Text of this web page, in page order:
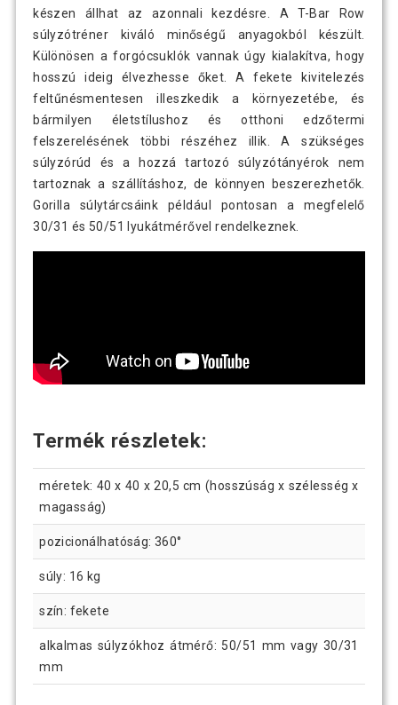
készen állhat az azonnali kezdésre. A T-Bar Row
súlyzótréner kiváló minőségű anyagokból készült.
Különösen a forgócsuklók vannak úgy kialakítva, hogy
hosszú ideig élvezhesse őket. A fekete kivitelezés
feltűnésmentesen illeszkedik a környezetébe, és
bármilyen életstílushoz és otthoni edzőtermi
felszerelésének többi részéhez illik. A szükséges
súlyzórúd és a hozzá tartozó súlyzótányérok nem
tartoznak a szállításhoz, de könnyen beszerezhetők.
Gorilla súlytárcsáink például pontosan a megfelelő
30/31 és 50/51 lyukátmérővel rendelkeznek.
Termék részletek:
méretek: 40 x 40 x 20,5 cm (hosszúság x szélesség x
magasság)
pozicionálhatóság: 360°
súly: 16 kg
szín: fekete
alkalmas súlyzókhoz átmérő: 50/51 mm vagy 30/31
mm